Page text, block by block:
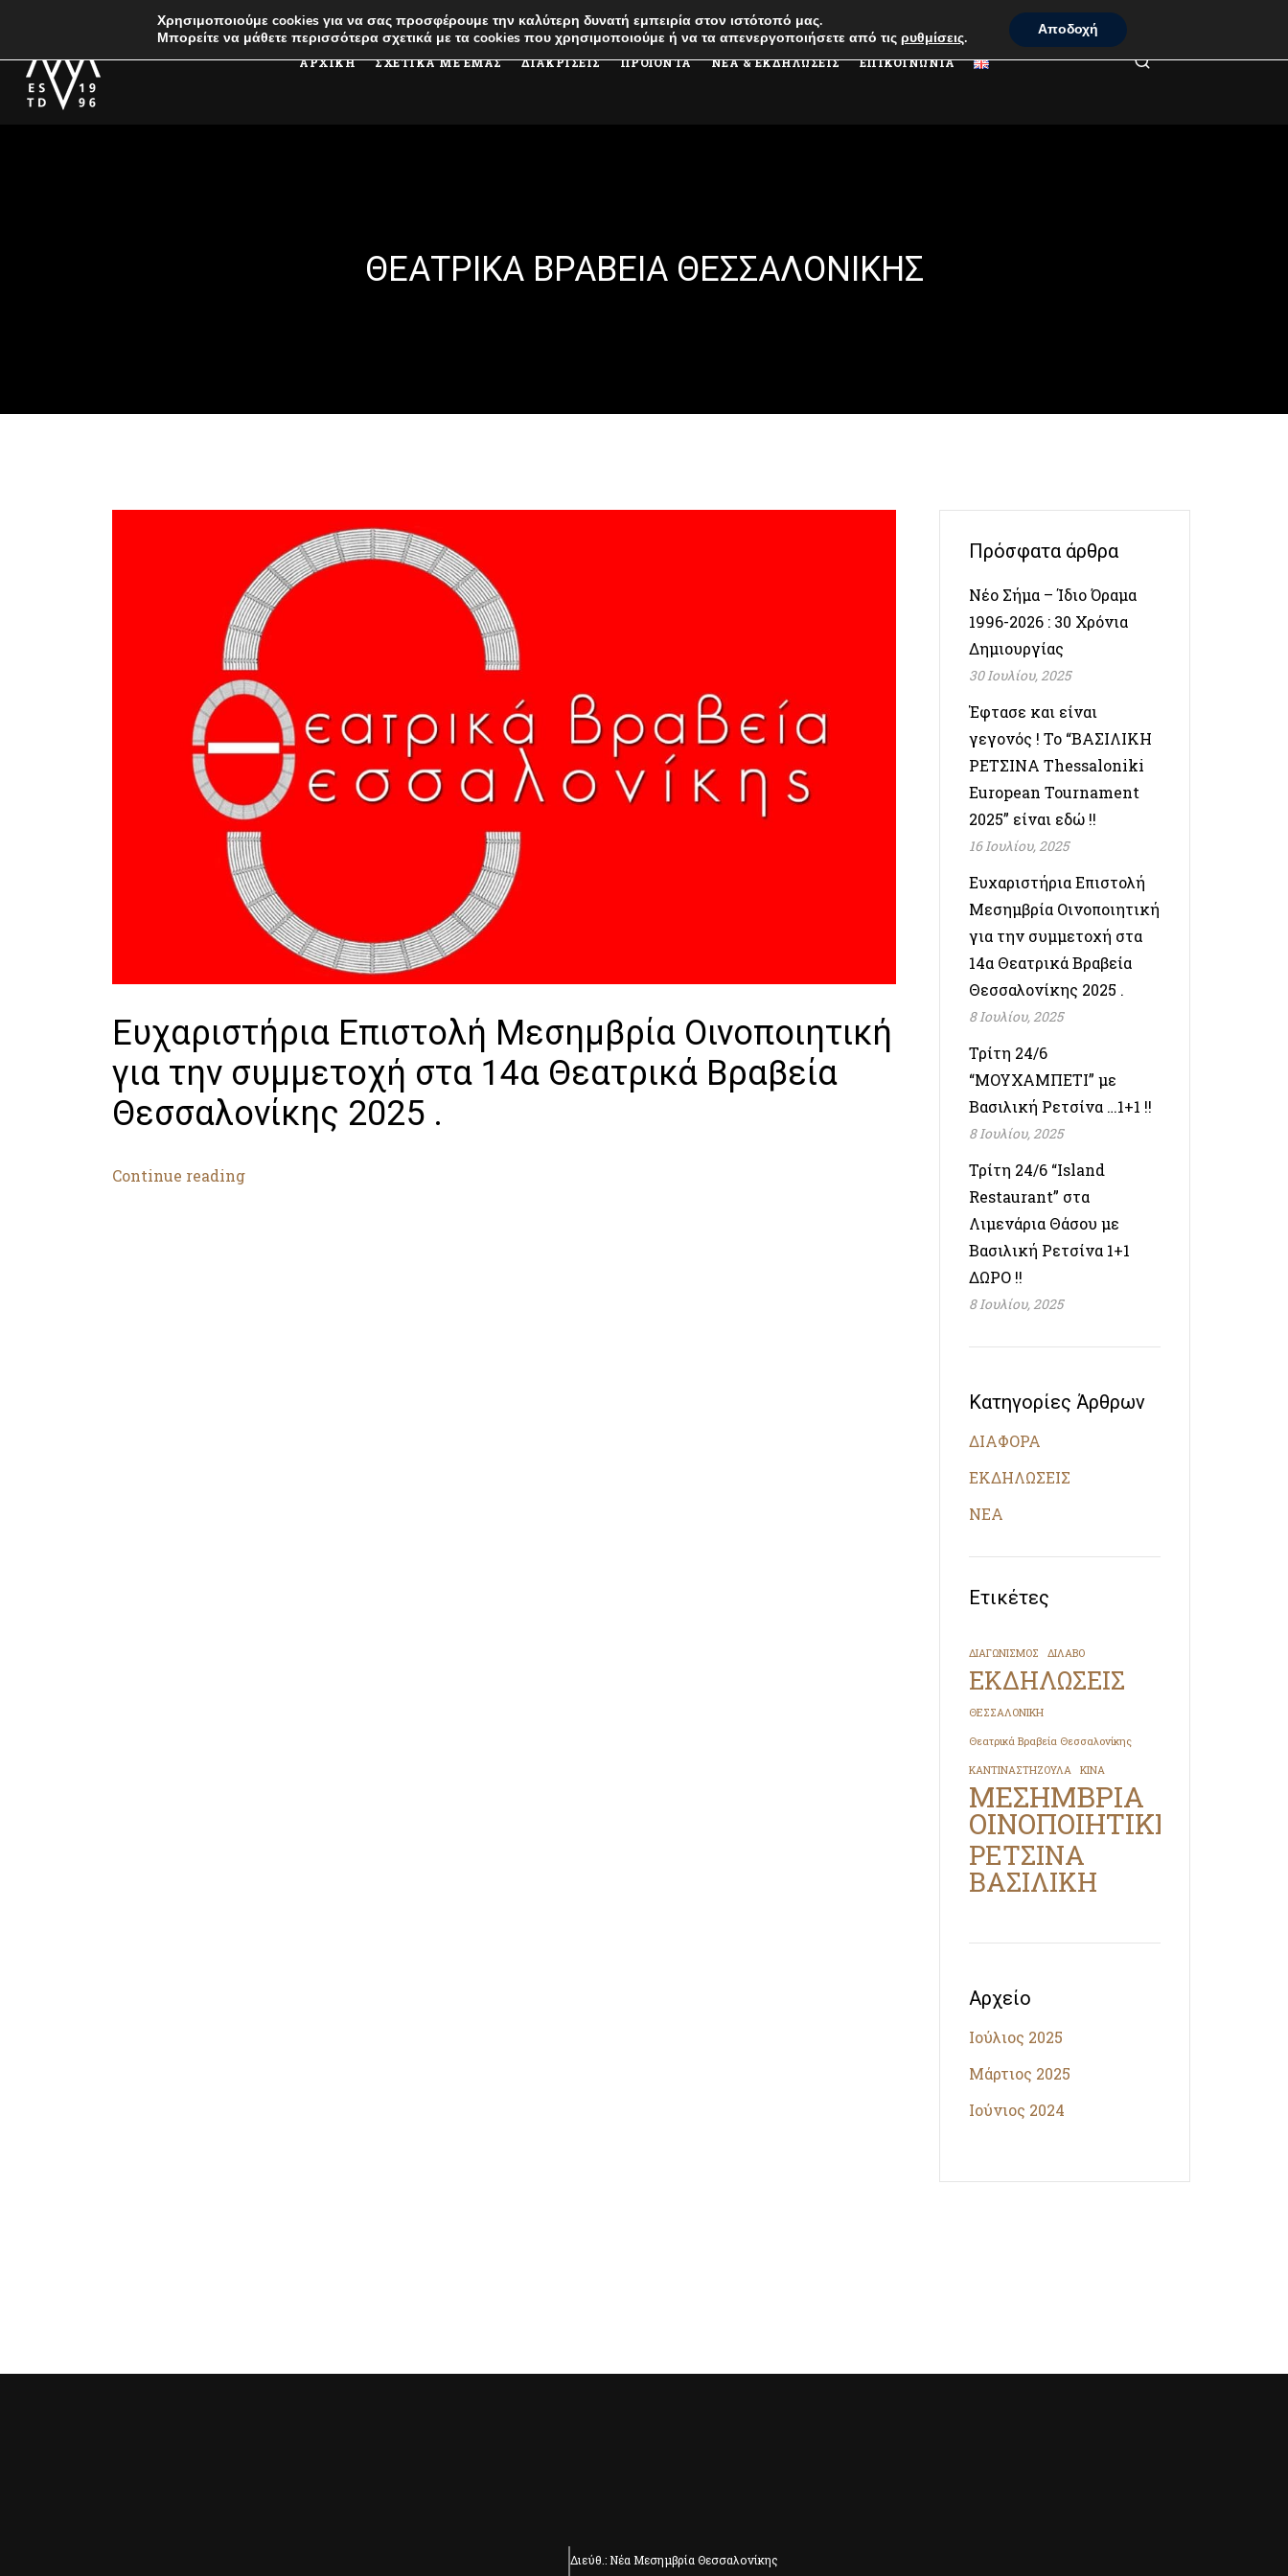
ΑΡΧΙΚΗ ΣΧΕΤΙΚΑ ΜΕ ΕΜΑΣ ΔΙΑΚΡΙΣΕΙΣ ΠΡΟΪΟΝΤΑ ΝΕΑ & ΕΚΔΗΛΩΣΕΙΣ ΕΠΙΚΟΙΝΩΝΙΑ
ΘΕΑΤΡΙΚΆ ΒΡΑΒΕΊΑ ΘΕΣΣΑΛΟΝΊΚΗΣ
Ευχαριστήρια Επιστολή Μεσημβρία Οινοποιητική
για την συμμετοχή στα 14α Θεατρικά Βραβεία
Θεσσαλονίκης 2025 .
Continue reading
Πρόσφατα άρθρα
Νέο Σήμα – Ίδιο Όραμα
1996-2026 : 30 Χρόνια
Δημιουργίας
30 Ιουλίου, 2025
Έφτασε και είναι
γεγονός ! Το “ΒΑΣΙΛΙΚΗ
ΡΕΤΣΙΝΑ Thessaloniki
European Tournament
2025” είναι εδώ !!
16 Ιουλίου, 2025
Ευχαριστήρια Επιστολή
Μεσημβρία Οινοποιητική
για την συμμετοχή στα
14α Θεατρικά Βραβεία
Θεσσαλονίκης 2025 .
8 Ιουλίου, 2025
Τρίτη 24/6
“ΜΟΥΧΑΜΠΕΤΙ” με
Βασιλική Ρετσίνα …1+1 !!
8 Ιουλίου, 2025
Τρίτη 24/6 “Island
Restaurant” στα
Λιμενάρια Θάσου με
Βασιλική Ρετσίνα 1+1
ΔΩΡΟ !!
8 Ιουλίου, 2025
Κατηγορίες Άρθρων
ΔΙΑΦΟΡΑ
ΕΚΔΗΛΩΣΕΙΣ
ΝΕΑ
Ετικέτες
ΔΙΑΓΩΝΙΣΜΟΣ ΔΙΛΑΒΟ
ΕΚΔΗΛΩΣΕΙΣ
ΘΕΣΣΑΛΟΝΙΚΗ
Θεατρικά Βραβεία Θεσσαλονίκης
ΚΑΝΤΙΝΑΣΤΗΖΟΥΛΑ ΚΙΝΑ
ΜΕΣΗΜΒΡΙΑ
ΟΙΝΟΠΟΙΗΤΙΚΗ
ΡΕΤΣΙΝΑ
ΒΑΣΙΛΙΚΗ
Αρχείο
Ιούλιος 2025
Μάρτιος 2025
Ιούνιος 2024
Διεύθ.: Νέα Μεσημβρία Θεσσαλονίκης
Χρησιμοποιούμε cookies για να σας προσφέρουμε την καλύτερη δυνατή εμπειρία στον ιστότοπό μας.
Μπορείτε να μάθετε περισσότερα σχετικά με τα cookies που χρησιμοποιούμε ή να τα απενεργοποιήσετε από τις ρυθμίσεις. Αποδοχή